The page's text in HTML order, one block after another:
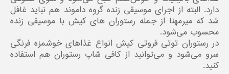
دارد. البته از اجرای موسیقی زنده گروه داموند هم نباید غافل
شد که میرمهنا از جمله رستو‌ران های کیش با موسیقی زنده
محسوب می‌شود.
در رستوران توتی فروتی کیش انواع غذاهای خوشمزه فرنگی
سرو می‌شود و می‌توانید از کافی شاپ رستوران هم استفاده
کنید.